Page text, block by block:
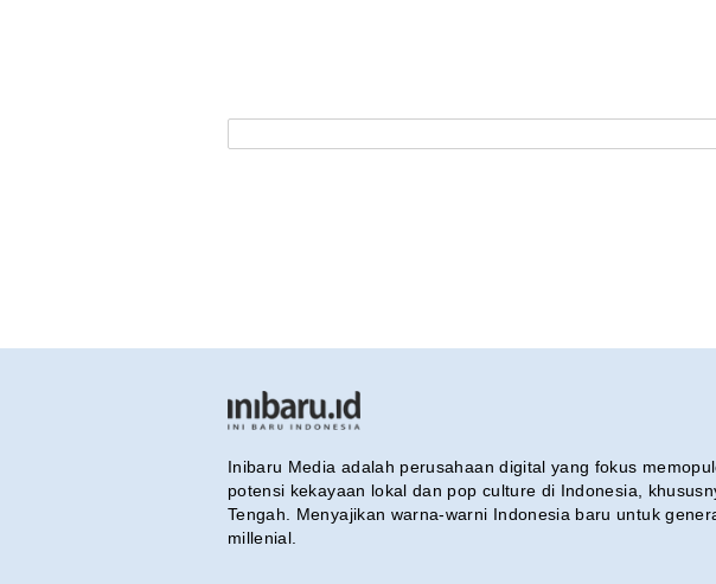
Inibaru Media adalah perusahaan digital yang fokus
potensi kekayaan lokal dan pop culture di Indonesia,
Tengah. Menyajikan warna-warni Indonesia baru untuk
millenial.